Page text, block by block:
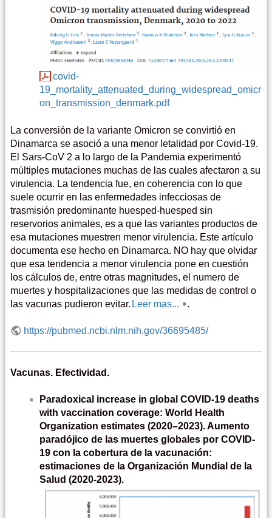
covid-
19_mortality_attenuated_during_widespread_omicr
on_transmission_denmark.pdf
La conversión de la variante Omicron se convirtió en
Dinamarca se asoció a una menor letalidad por Covid-19.
El Sars-CoV 2 a lo largo de la Pandemia experimentó
múltiples mutaciones muchas de las cuales afectaron a su
virulencia. La tendencia fue, en coherencia con lo que
suele ocurrir en las enfermedades infecciosas de
trasmisión predominante huesped-huesped sin
reservorios animales, es a que las variantes productos de
esa mutaciones muestren menor virulencia. Este artículo
documenta ese hecho en Dinamarca. NO hay que olvidar
que esa tendencia a menor virulencia pone en cuestión
los cálculos de, entre otras magnitudes, el numero de
muertes y hospitalizaciones que las medidas de control o
las vacunas pudieron evitar. Leer mas... .
https://pubmed.ncbi.nlm.nih.gov/36695485/
Vacunas. Efectividad.
Paradoxical increase in global COVID-19 deaths
with vaccination coverage: World Health
Organization estimates (2020–2023). Aumento
paradójico de las muertes globales por COVID-
19 con la cobertura de la vacunación:
estimaciones de la Organización Mundial de la
Salud (2020-2023).